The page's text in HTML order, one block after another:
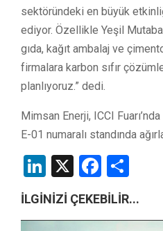
sektöründeki en büyük
ediyor. Özellikle Yeşil
gıda, kağıt ambalaj ve
firmalara karbon sıfır
planlıyoruz.” dedi.
Mimsan Enerji, ICCI
E-01 numaralı standında
LinkedIn
X
İLGİNİZİ ÇEKEBİLİR...